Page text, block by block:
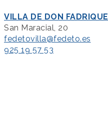
VILLA DE DON FADRIQUE
San Maracial, 20
fedetovilla@fedeto.es
925 19 57 53